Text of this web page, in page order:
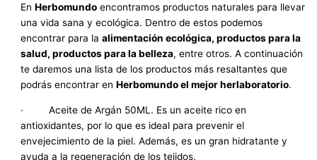
EnHerbomundo encontramos productos naturales para llevar
una vida sana y ecológica. Dentro de estos podemos
encontrar para laalimentación ecológica, productos para la
salud, productos para la belleza, entre otros. A continuación
te daremos una lista de los productos más resaltantes que
podrás encontrar enHerbomundo el mejor herlaboratorio.
· Aceite de Argán 50ML. Es un aceite rico en
antioxidantes, por lo que es ideal para prevenir el
envejecimiento de la piel. Además, es un gran hidratante y
ayuda a la regeneración de los tejidos.